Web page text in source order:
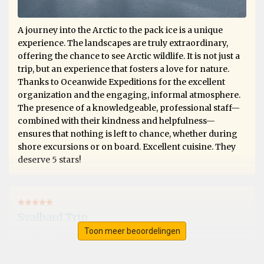
A journey into the Arctic to the pack ice is a unique
experience. The landscapes are truly extraordinary,
offering the chance to see Arctic wildlife. It is not just a
trip, but an experience that fosters a love for nature.
Thanks to Oceanwide Expeditions for the excellent
organization and the engaging, informal atmosphere.
The presence of a knowledgeable, professional staff—
combined with their kindness and helpfulness—
ensures that nothing is left to chance, whether during
shore excursions or on board. Excellent cuisine. They
deserve 5 stars!
bij Michael Sven Stenico Het Arctisch gebied
Toon meer beoordelingen